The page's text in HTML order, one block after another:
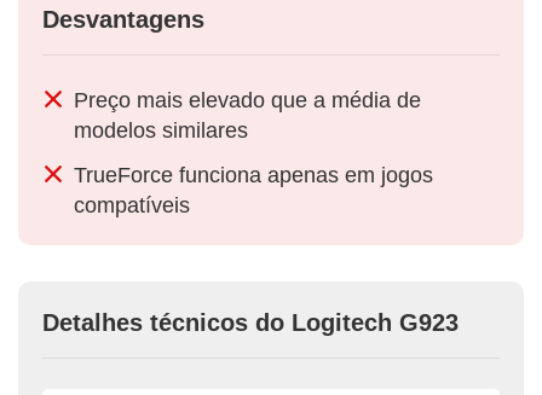
Desvantagens
Preço mais elevado que a média de
modelos similares
TrueForce funciona apenas em jogos
compatíveis
Detalhes técnicos do Logitech G923